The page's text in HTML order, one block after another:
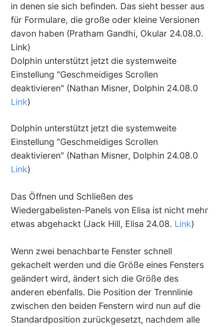
in denen sie sich befinden. Das sieht besser aus
für Formulare, die große oder kleine Versionen
davon haben (Pratham Gandhi, Okular 24.08.0.
Link)
Dolphin unterstützt jetzt die systemweite
Einstellung "Geschmeidiges Scrollen
deaktivieren" (Nathan Misner, Dolphin 24.08.0
Link)
Dolphin unterstützt jetzt die systemweite
Einstellung "Geschmeidiges Scrollen
deaktivieren" (Nathan Misner, Dolphin 24.08.0
Link)
Das Öffnen und Schließen des
Wiedergabelisten-Panels von Elisa ist nicht mehr
etwas abgehackt (Jack Hill, Elisa 24.08. Link)
Wenn zwei benachbarte Fenster schnell
gekachelt werden und die Größe eines Fensters
geändert wird, ändert sich die Größe des
anderen ebenfalls. Die Position der Trennlinie
zwischen den beiden Fenstern wird nun auf die
Standardposition zurückgesetzt, nachdem alle